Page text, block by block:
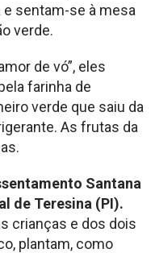
sentam-se à mesa
verde.
de vó”, eles
farinha de
verde que saiu da
As frutas da
Santana
de Teresina (PI).
crianças e dos dois
plantam, como